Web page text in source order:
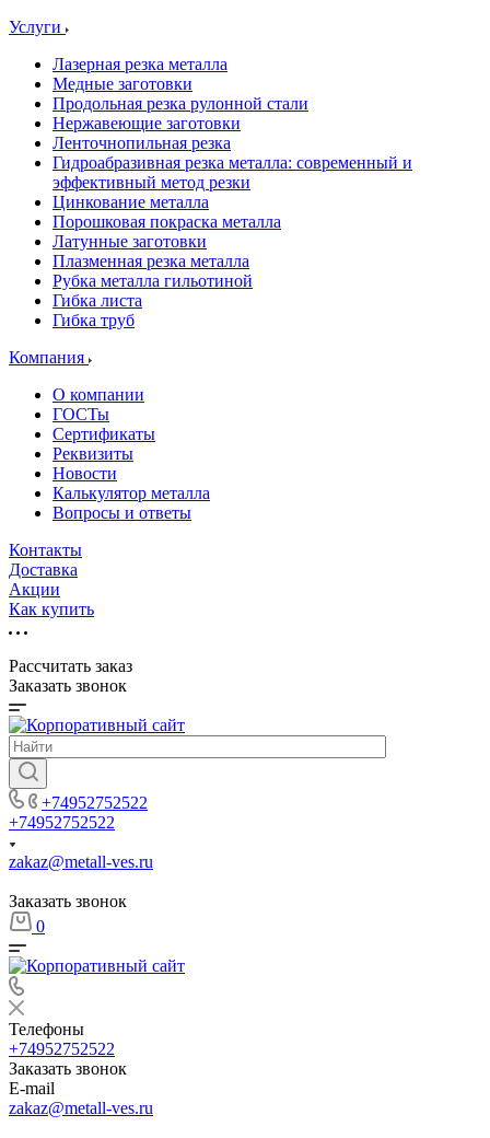
Услуги
Лазерная резка металла
Медные заготовки
Продольная резка рулонной стали
Нержавеющие заготовки
Ленточнопильная резка
Гидроабразивная резка металла: современный и
эффективный метод резки
Цинкование металла
Порошковая покраска металла
Латунные заготовки
Плазменная резка металла
Рубка металла гильотиной
Гибка листа
Гибка труб
Компания
О компании
ГОСТы
Сертификаты
Реквизиты
Новости
Калькулятор металла
Вопросы и ответы
Контакты
Доставка
Акции
Как купить
Рассчитать заказ
Заказать звонок
+74952752522
+74952752522
zakaz@metall-ves.ru
Заказать звонок
0
Телефоны
+74952752522
Заказать звонок
E-mail
zakaz@metall-ves.ru